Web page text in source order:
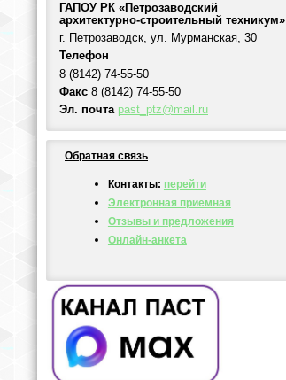
ГАПОУ РК «Петрозаводский
архитектурно-строительный техникум»
г. Петрозаводск, ул. Мурманская, 30
Телефон
8 (8142) 74-55-50
Факс 8 (8142) 74-55-50
Эл. почта past_ptz@mail.ru
Обратная связь
Контакты: перейти
Электронная приемная
Отзывы и предложения
Онлайн-анкета